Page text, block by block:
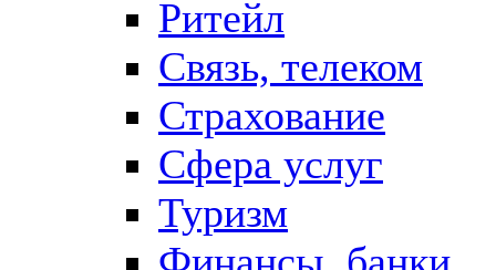
Ритейл
Связь, телеком
Страхование
Сфера услуг
Туризм
Финансы, банки